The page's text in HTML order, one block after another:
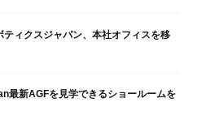
ィクスジャパン、本社オフィスを移
新AGFを見学できるショールームを